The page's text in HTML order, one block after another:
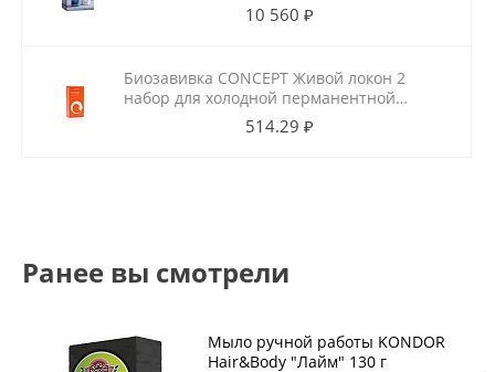
10 560 ₽
Биозавивка CONCEPT Живой локон 2
набор для холодной перманентной
завивки для ослабленных волос
514.29 ₽
Ранее вы смотрели
Мыло ручной работы KONDOR
Hair&Body "Лайм" 130 г